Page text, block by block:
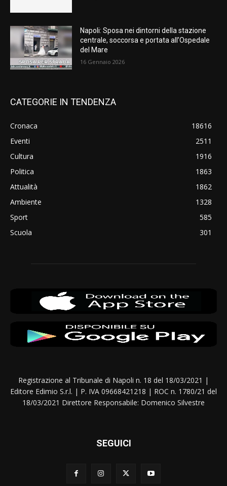
Napoli: Sposa nei dintorni della stazione
centrale, soccorsa e portata all’Ospedale
del Mare
16 Gennaio 2026
CATEGORIE IN TENDENZA
Cronaca
18616
Eventi
2511
Cultura
1916
Politica
1863
Attualità
1862
Ambiente
1328
Sport
585
Scuola
301
Registrazione al Tribunale di Napoli n. 18 del 18/03/2021 |
Editore Edimio S.r.l. | P. IVA 09668421218 | ROC n. 1780/21 del
18/03/2021 Direttore Responsabile: Domenico Silvestre
SEGUICI